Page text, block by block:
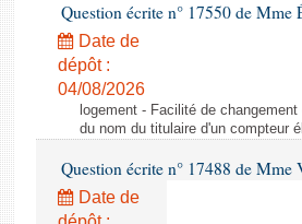
Dossiers législatifs
Budget et sécurité sociale
Questions écrites et orales
Comptes rendus des débats
Question écrite n° 17550 de
Date de
dépôt :
04/08/2026
logement - Facilité de
du nom du titulaire d'un compteur
Question écrite n° 17488 de
Date de